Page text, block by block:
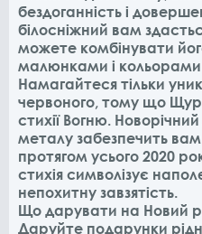
бездоганність і
білосніжний вам
можете комбінувати
малюнками і кольорами
Намагайтеся тільки
червоного, тому що Щур
стихії Вогню.
металу забезпечить
протягом усього 2020
стихія символізує
непохитну завзятість.
Що дарувати на Новий
Даруйте подарунки